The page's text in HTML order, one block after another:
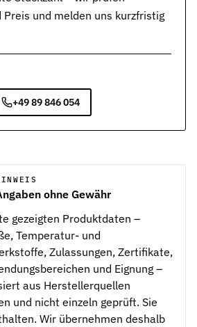
und melden uns kurzfristig
+49 89 846 054
ohne Gewähr
gezeigten Produktdaten –
Temperatur- und
Zulassungen, Zertifikate,
und Eignung –
aus Herstellerquellen
und nicht einzeln geprüft. Sie
Wir übernehmen deshalb